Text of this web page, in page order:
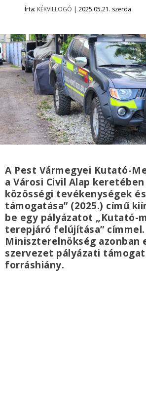
Írta: KÉKVILLOGÓ | 2025.05.21. szerda
A Pest Vármegyei Kutató-
a Városi Civil Alap
közösségi tevékenységek
támogatása” (2025.) című
be egy pályázatot „Kutató-
terepjáró felújítása” címmel.
Miniszterelnökség
szervezet pályázati
forráshiány.